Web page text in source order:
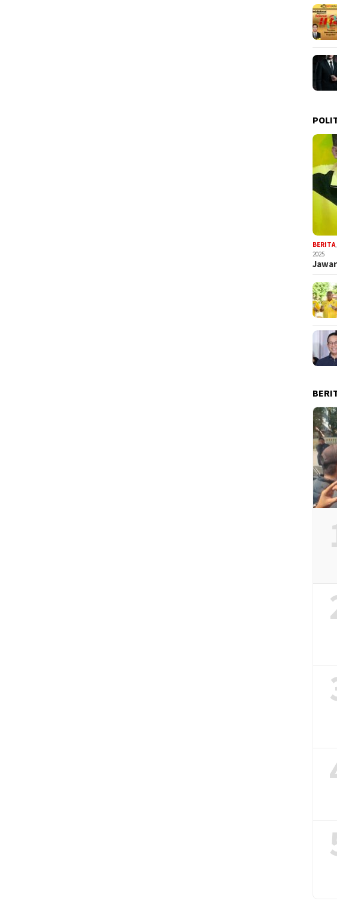
BERITA
2025